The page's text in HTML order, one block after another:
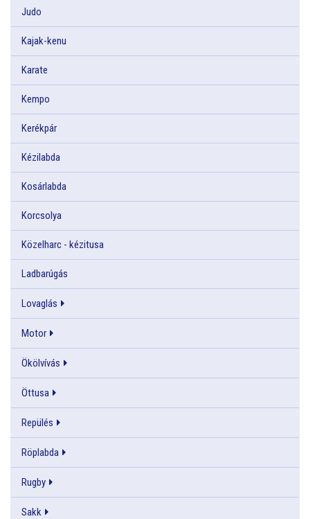
Judo
Kajak-kenu
Karate
Kempo
Kerékpár
Kézilabda
Kosárlabda
Korcsolya
Közelharc - kézitusa
Ladbarúgás
Lovaglás
Motor
Ökölvívás
Öttusa
Repülés
Röplabda
Rugby
Sakk